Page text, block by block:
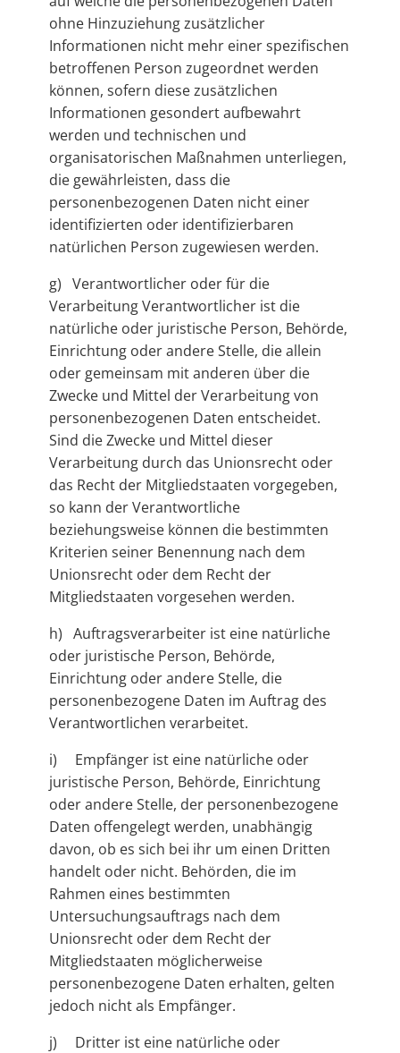
ohne Hinzuziehung zusätzlicher
Informationen nicht mehr einer spezifischen
betroffenen Person zugeordnet werden
können, sofern diese zusätzlichen
Informationen gesondert aufbewahrt
werden und technischen und
organisatorischen Maßnahmen unterliegen,
die gewährleisten, dass die
personenbezogenen Daten nicht einer
identifizierten oder identifizierbaren
natürlichen Person zugewiesen werden.
g) Verantwortlicher oder für die
Verarbeitung Verantwortlicher ist die
natürliche oder juristische Person, Behörde,
Einrichtung oder andere Stelle, die allein
oder gemeinsam mit anderen über die
Zwecke und Mittel der Verarbeitung von
personenbezogenen Daten entscheidet.
Sind die Zwecke und Mittel dieser
Verarbeitung durch das Unionsrecht oder
das Recht der Mitgliedstaaten vorgegeben,
so kann der Verantwortliche
beziehungsweise können die bestimmten
Kriterien seiner Benennung nach dem
Unionsrecht oder dem Recht der
Mitgliedstaaten vorgesehen werden.
h) Auftragsverarbeiter ist eine natürliche
oder juristische Person, Behörde,
Einrichtung oder andere Stelle, die
personenbezogene Daten im Auftrag des
Verantwortlichen verarbeitet.
i) Empfänger ist eine natürliche oder
juristische Person, Behörde, Einrichtung
oder andere Stelle, der personenbezogene
Daten offengelegt werden, unabhängig
davon, ob es sich bei ihr um einen Dritten
handelt oder nicht. Behörden, die im
Rahmen eines bestimmten
Untersuchungsauftrags nach dem
Unionsrecht oder dem Recht der
Mitgliedstaaten möglicherweise
personenbezogene Daten erhalten, gelten
jedoch nicht als Empfänger.
j) Dritter ist eine natürliche oder